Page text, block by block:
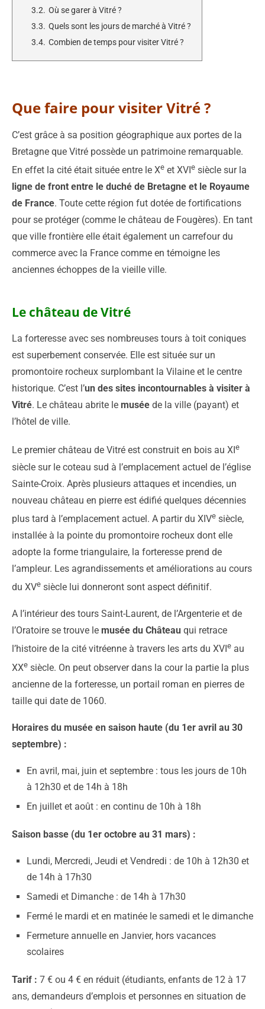
3.2. Où se garer à Vitré ?
3.3. Quels sont les jours de marché à Vitré ?
3.4. Combien de temps pour visiter Vitré ?
Que faire pour visiter Vitré ?
C’est grâce à sa position géographique aux portes de la
Bretagne que Vitré possède un patrimoine remarquable.
En effet la cité était située entre le Xe et XVI e siècle sur la
ligne de front entre le duché de Bretagne et le Royaume
de France. Toute cette région fut dotée de fortifications
pour se protéger (comme le château de Fougères). En tant
que ville frontière elle était également un carrefour du
commerce avec la France comme en témoigne les
anciennes échoppes de la vieille ville.
Le château de Vitré
La forteresse avec ses nombreuses tours à toit coniques
est superbement conservée. Elle est située sur un
promontoire rocheux surplombant la Vilaine et le centre
historique. C’est l’un des sites incontournables à visiter à
Vitré. Le château abrite le musée de la ville (payant) et
l’hôtel de ville.
Le premier château de Vitré est construit en bois au XI e
siècle sur le coteau sud à l’emplacement actuel de l’église
Sainte-Croix. Après plusieurs attaques et incendies, un
nouveau château en pierre est édifié quelques décennies
plus tard à l’emplacement actuel. A partir du XIVe siècle,
installée à la pointe du promontoire rocheux dont elle
adopte la forme triangulaire, la forteresse prend de
l’ampleur. Les agrandissements et améliorations au cours
du XVe siècle lui donneront sont aspect définitif.
A l’intérieur des tours Saint-Laurent, de l’Argenterie et de
l’Oratoire se trouve le musée du Château qui retrace
l’histoire de la cité vitréenne à travers les arts du XVI e au
XXe siècle. On peut observer dans la cour la partie la plus
ancienne de la forteresse, un portail roman en pierres de
taille qui date de 1060.
Horaires du musée en saison haute (du 1er avril au 30
septembre) :
En avril, mai, juin et septembre : tous les jours de 10h
à 12h30 et de 14h à 18h
En juillet et août : en continu de 10h à 18h
Saison basse (du 1er octobre au 31 mars) :
Lundi, Mercredi, Jeudi et Vendredi : de 10h à 12h30 et
de 14h à 17h30
Samedi et Dimanche : de 14h à 17h30
Fermé le mardi et en matinée le samedi et le dimanche
Fermeture annuelle en Janvier, hors vacances
scolaires
Tarif : 7 € ou 4 € en réduit (étudiants, enfants de 12 à 17
ans, demandeurs d’emplois et personnes en situation de